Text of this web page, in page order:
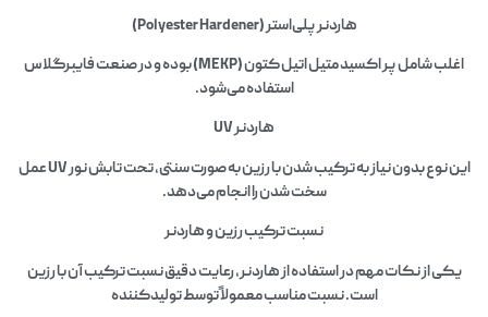
هاردنر پلی‌استر (Polyester Hardener)
اغلب شامل پر اکسید متیل اتیل کتون (MEKP) بوده و در صنعت فایبرگلاس
استفاده می‌شود.
هاردنر UV
این نوع بدون نیاز به ترکیب شدن با رزین به صورت سنتی، تحت تابش نور UV عمل
سخت شدن را انجام می‌دهد.
نسبت ترکیب رزین و هاردنر
یکی از نکات مهم در استفاده از هاردنر، رعایت دقیق نسبت ترکیب آن با رزین
است. نسبت مناسب معمولاً توسط تولیدکننده